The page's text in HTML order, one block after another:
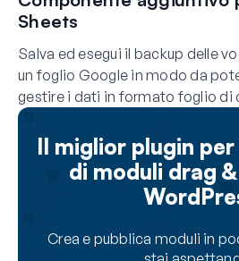
Sheets
Salva ed esegui il backup delle
un foglio Google in modo da
gestire i dati in formato foglio di
Il miglior plugin
di moduli drag
Crea e pubblica moduli in